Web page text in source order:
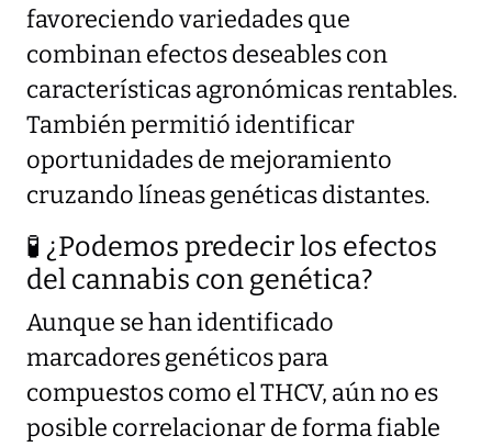
favoreciendo variedades que
combinan efectos deseables con
características agronómicas rentables.
También permitió identificar
oportunidades de mejoramiento
cruzando líneas genéticas distantes.
🧪 ¿Podemos predecir los efectos
del cannabis con genética?
Aunque se han identificado
marcadores genéticos para
compuestos como el THCV, aún no es
posible correlacionar de forma fiable